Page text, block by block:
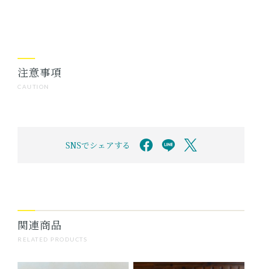
CAUTION
注意事項
SNSでシェアする
RELATED PRODUCTS
関連商品